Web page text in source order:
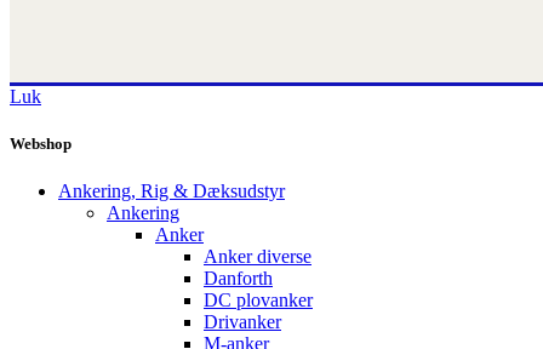
Luk
Webshop
Ankering, Rig & Dæksudstyr
Ankering
Anker
Anker diverse
Danforth
DC plovanker
Drivanker
M-anker